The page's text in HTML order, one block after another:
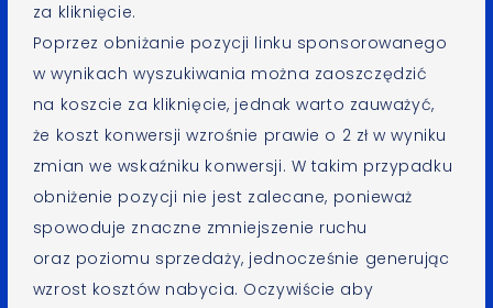
za kliknięcie.
Poprzez obniżanie pozycji linku sponsorowanego
w wynikach wyszukiwania można zaoszczędzić
na koszcie za kliknięcie, jednak warto zauważyć,
że koszt konwersji wzrośnie prawie o 2 zł w wyniku
zmian we wskaźniku konwersji. W takim przypadku
obniżenie pozycji nie jest zalecane, ponieważ
spowoduje znaczne zmniejszenie ruchu
oraz poziomu sprzedaży, jednocześnie generując
wzrost kosztów nabycia. Oczywiście aby